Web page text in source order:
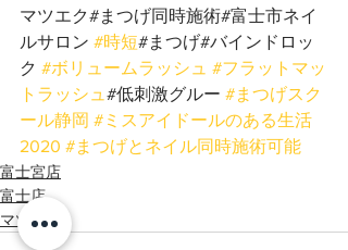
マツエク#まつげ同時施術#富士市ネイ
ルサロン #時短#まつげ#バインドロッ
ク #ボリュームラッシュ #フラットマッ
トラッシュ #低刺激グルー #まつげスク
ール静岡 #ミスアイドールのある生活
2020 #まつげとネイル同時施術可能
富士宮店
富士店
マツエク